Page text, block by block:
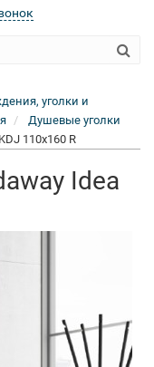
уголки и
Душевые уголки
110x160 R
Idea